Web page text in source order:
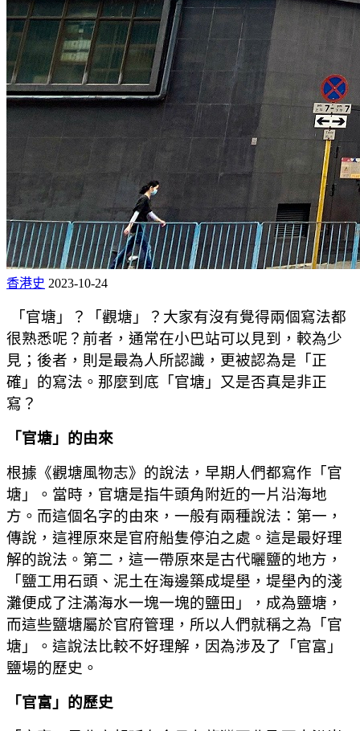
香港史 2023-10-24
「官塘」？「觀塘」？大家有沒有覺得兩個寫法都
很熟悉呢？前者，通常在小巴站可以見到，較為少
見；後者，則是最為人所認識，更被認為是「正
確」的寫法。那麼到底「官塘」又是否真是非正
寫？
「官塘」的由來
根據《觀塘風物志》的說法，早期人們都寫作「官
塘」。當時，官塘是指牛頭角附近的一片沿海地
方。而這個名字的由來，一般有兩種說法：第一，
傳說，這裡原來是官府船隻停泊之處。這是最好理
解的說法。第二，這一帶原來是古代曬鹽的地方，
「鹽工用石頭、泥土在海邊築成堤壆，堤壆內的淺
灘便成了注滿海水一塊一塊的鹽田」，成為鹽塘，
而這些鹽塘屬於官府管理，所以人們就稱之為「官
塘」。這說法比較不好理解，因為涉及了「官富」
鹽場的歷史。
「官富」的歷史